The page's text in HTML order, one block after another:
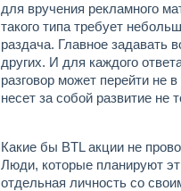
для вручения рекламного
такого типа требует
раздача. Главное задавать
других. И для каждого
разговор может перейти не
несет за собой развитие
Какие бы BTL акции не
Люди, которые планируют
отдельная личность со